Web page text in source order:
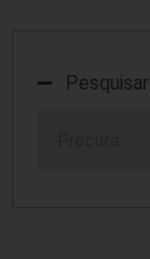
Pesquisar